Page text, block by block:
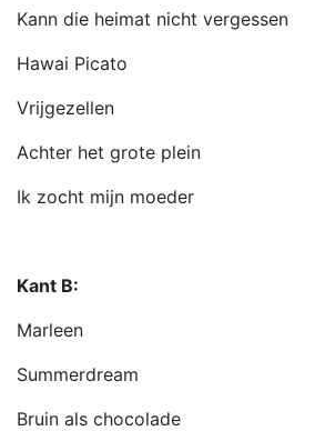
Kann die heimat nicht vergessen
Hawai Picato
Vrijgezellen
Achter het grote plein
Ik zocht mijn moeder
Kant B:
Marleen
Summerdream
Bruin als chocolade